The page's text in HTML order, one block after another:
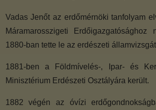
Vadas Jenőt az erdőmérnöki tanfolyam
Máramarosszigeti
1880-ban tette le az erdészeti
1881-ben a Földmívelés-, Ipar- és
Minisztérium Erdészeti Osztályára került.
1882 végén az óvízi